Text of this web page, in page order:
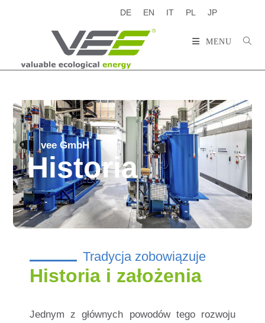
DE EN IT PL JP
MENU
vee GmbH
Historia
Tradycja zobowiązuje
Historia i założenia
Jednym z głównych powodów tego rozwoju